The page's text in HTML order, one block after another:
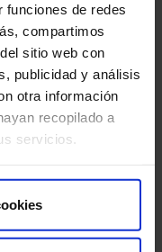
funciones de redes
compartimos
sitio web con
publicidad y análisis
otra información
recopilado a
servicios.